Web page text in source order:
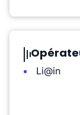
Li@in